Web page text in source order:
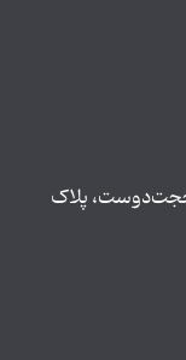
حجت‌دوست، پلاک